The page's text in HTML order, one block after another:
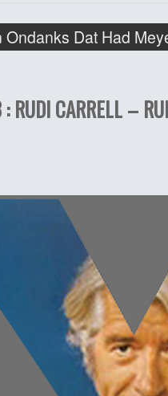
Ondanks Dat Had
RUDI CARRELL –